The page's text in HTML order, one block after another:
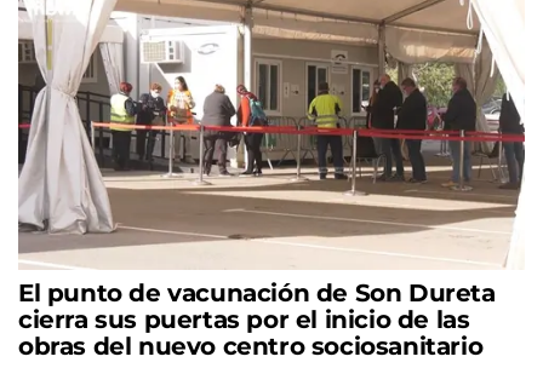
El punto de vacunación de Son Dureta
cierra sus puertas por el inicio de las
obras del nuevo centro sociosanitario